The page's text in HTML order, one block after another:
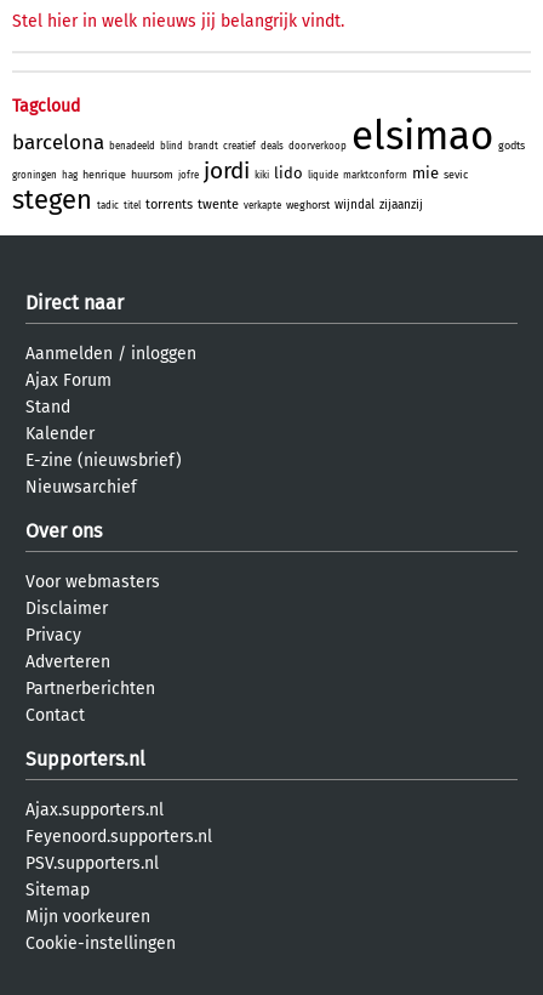
Stel hier in welk nieuws jij belangrijk vindt.
Tagcloud
barcelona benadeeld blind brandt creatief deals doorverkoop elsimao godts
groningen hag henrique huursom jofre jordi kiki lido liquide marktconform mie sevic
stegen tadic titel torrents twente verkapte weghorst wijndal zijaanzij
Direct naar
Aanmelden / inloggen
Ajax Forum
Stand
Kalender
E-zine (nieuwsbrief)
Nieuwsarchief
Over ons
Voor webmasters
Disclaimer
Privacy
Adverteren
Partnerberichten
Contact
Supporters.nl
Ajax.supporters.nl
Feyenoord.supporters.nl
PSV.supporters.nl
Sitemap
Mijn voorkeuren
Cookie-instellingen